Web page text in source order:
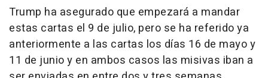
Trump ha asegurado que empezará a mandar
estas cartas el 9 de julio, pero se ha referido ya
anteriormente a las cartas los días 16 de mayo y
11 de junio y en ambos casos las misivas iban a